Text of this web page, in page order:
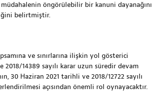
öngörülebilir bir kanuni dayanağını
belirtmiştir.
ve sınırlarına ilişkin yol gösterici
14389 sayılı karar uzun süredir devam
30 Haziran 2021 tarihli ve 2018/12722 sayılı
açısından önemli rol oynayacaktır.